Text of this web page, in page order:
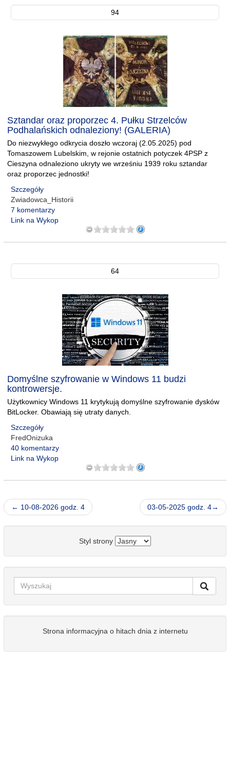
94
Sztandar oraz proporzec 4. Pułku Strzelców
Podhalańskich odnaleziony! (GALERIA)
Do niezwykłego odkrycia doszło wczoraj (2.05.2025) pod
Tomaszowem Lubelskim, w rejonie ostatnich potyczek 4PSP z
Cieszyna odnaleziono ukryty we wrześniu 1939 roku sztandar
oraz proporzec jednostki!
Szczegóły
Zwiadowca_Historii
7 komentarzy
Link na Wykop
64
Domyślne szyfrowanie w Windows 11 budzi
kontrowersje.
Użytkownicy Windows 11 krytykują domyślne szyfrowanie dysków
BitLocker. Obawiają się utraty danych.
Szczegóły
FredOnizuka
40 komentarzy
Link na Wykop
← 10-08-2026 godz. 4 03-05-2025 godz. 4→
Styl strony
Strona informacyjna o hitach dnia z internetu